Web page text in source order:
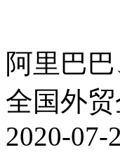
阿里巴
全国外
2020-07-